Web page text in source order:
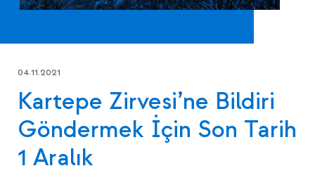
04.11.2021
Kartepe Zirvesi’ne Bildiri
Göndermek İçin Son Tarih
1 Aralık